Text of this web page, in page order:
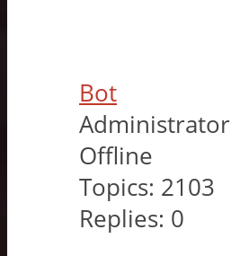
Bot
Administrator
Offline
Topics: 2103
Replies: 0